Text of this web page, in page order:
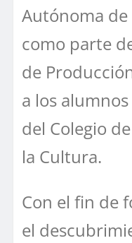
Autónoma de
como parte
de
a los
del Colegio
la Cultura.
Con el fin de
el